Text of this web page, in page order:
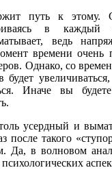
путь к этому.
в
ведь
времени очень
Однако, со
будет
Иначе вы
усердный и
после такого
Да, в волновом